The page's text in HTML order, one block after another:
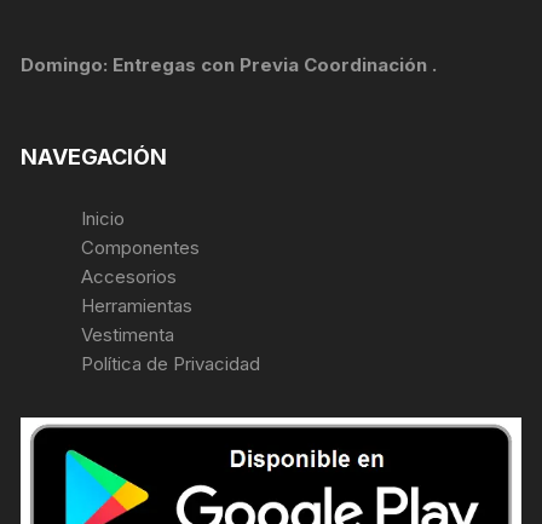
Domingo: Entregas con Previa Coordinación .
NAVEGACIÓN
Inicio
Componentes
Accesorios
Herramientas
Vestimenta
Política de Privacidad